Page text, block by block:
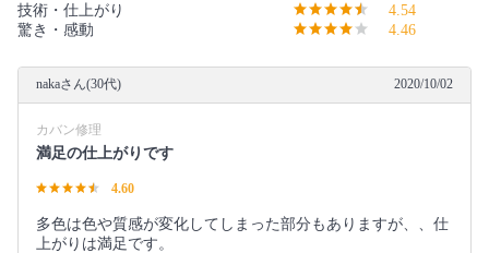
技術・仕上がり
4.54
驚き・感動
4.46
nakaさん(30代) 2020/10/02
カバン修理
満足の仕上がりです
4.60
多色は色や質感が変化してしまった部分もありますが、、仕
上がりは満足です。